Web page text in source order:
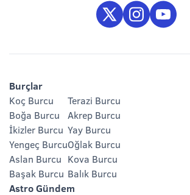
Burçlar
Koç Burcu
Boğa Burcu
İkizler Burcu
Yengeç Burcu
Aslan Burcu
Başak Burcu
Terazi Burcu
Akrep Burcu
Yay Burcu
Oğlak Burcu
Kova Burcu
Balık Burcu
Astro Gündem